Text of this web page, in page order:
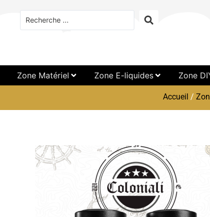
Zone Matériel Zone E-liquides Zone
Accueil /